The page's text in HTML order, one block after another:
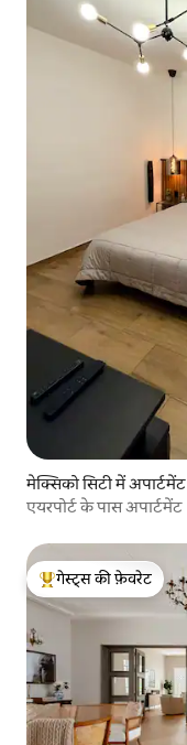
मेक्सिको सिटी में अपार्टमेंट
एयरपोर्ट के पास अपार्टमेंट
गेस्ट्स का टॉप फ़ेवरेट
गेस्ट्स की फ़ेवरेट